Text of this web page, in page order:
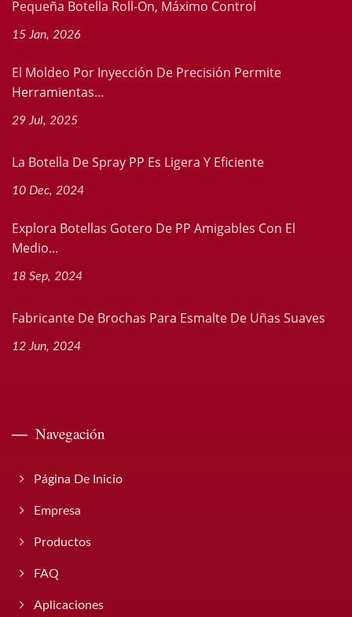
Pequeña Botella Roll-On, Máximo Control
15 Jan, 2026
El Moldeo Por Inyección De Precisión Permite
Herramientas...
29 Jul, 2025
La Botella De Spray PP Es Ligera Y Eficiente
10 Dec, 2024
Explora Botellas Gotero De PP Amigables Con El
Medio...
18 Sep, 2024
Fabricante De Brochas Para Esmalte De Uñas Suaves
12 Jun, 2024
Navegación
Página De Inicio
Empresa
Productos
FAQ
Aplicaciones